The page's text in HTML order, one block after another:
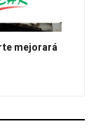
mejorará